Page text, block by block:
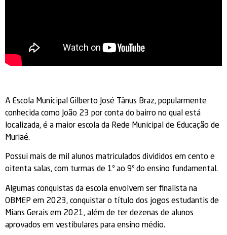
A Escola Municipal Gilberto José Tânus Braz, popularmente
conhecida como João 23 por conta do bairro no qual está
localizada, é a maior escola da Rede Municipal de Educação de
Muriaé.
Possui mais de mil alunos matriculados divididos em cento e
oitenta salas, com turmas de 1º ao 9º do ensino fundamental.
Algumas conquistas da escola envolvem ser finalista na
OBMEP em 2023, conquistar o título dos jogos estudantis de
Mians Gerais em 2021, além de ter dezenas de alunos
aprovados em vestibulares para ensino médio.